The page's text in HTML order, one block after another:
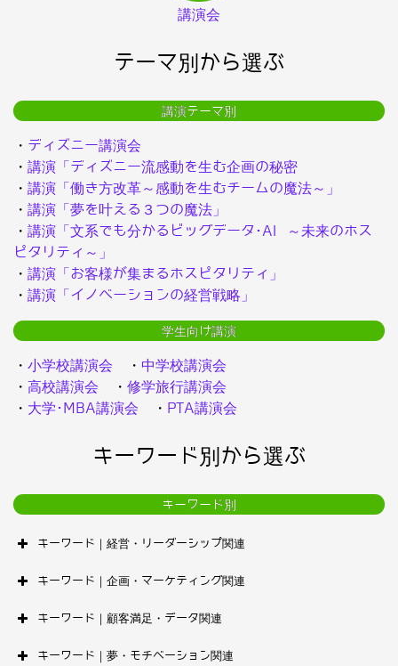
講演会
テーマ別から選ぶ
講演テーマ別
・ ディズニー講演会
・ 講演「ディズニー流感動を生む企画の秘密
・ 講演「働き方改革～感動を生むチームの魔法～」
・ 講演「夢を叶える３つの魔法」
・ 講演「文系でも分かるビッグデータ･AI ～未来のホス
ピタリティ～」
・ 講演「お客様が集まるホスピタリティ」
・ 講演「イノベーションの経営戦略」
学生向け講演
・ 小学校講演会 ・ 中学校講演会
・ 高校講演会 ・ 修学旅行講演会
・ 大学･MBA講演会 ・ PTA講演会
キーワード別から選ぶ
キーワード別
キーワード｜経営・リーダーシップ関連
キーワード｜企画・マーケティング関連
キーワード｜顧客満足・データ関連
キーワード｜夢・モチベーション関連